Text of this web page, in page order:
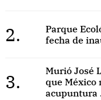
2.
Parque
fecha de
3.
Murió José
que México
acupuntura